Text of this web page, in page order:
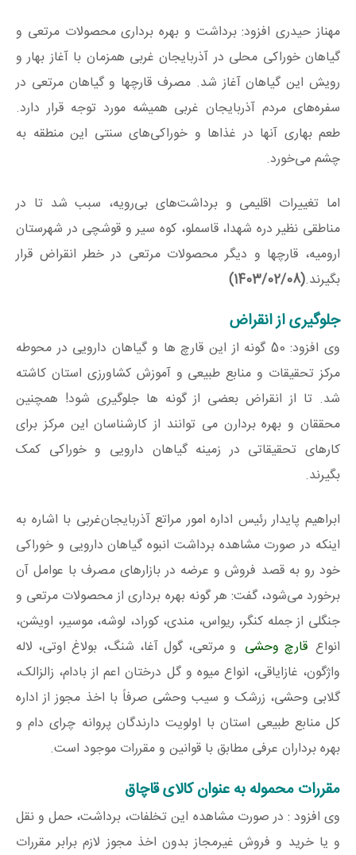
مهناز حیدری افزود: برداشت و بهره برداری محصولات مرتعی و
گیاهان خوراکی محلی در آذربایجان غربی همزمان با آغاز بهار و
رویش این گیاهان آغاز شد. مصرف قارچها و گیاهان مرتعی در
سفره‌های مردم آذربایجان غربی همیشه مورد توجه قرار دارد.
طعم‌ بهاری آنها در غذاها و خوراکی‌های سنتی این منطقه به
چشم می‌خورد.
اما تغییرات اقلیمی و برداشت‌های بی‌رویه، سبب شد تا در
مناطقی نظیر دره شهدا، قاسملو، کوه سیر و قوشچی در شهرستان
ارومیه، قارچها و دیگر محصولات مرتعی در خطر انقراض قرار
بگیرند.(1403/02/08)
جلوگیری از انقراض
وی افزود: 50 گونه از این قارچ ها و گیاهان دارویی در محوطه
مرکز تحقیقات و منابع طبیعی و آموزش کشاورزی استان کاشته
شد. تا از انقراض بعضی از گونه ها جلوگیری شود! همچنین
محققان و بهره بردارن می توانند از کارشناسان این مرکز برای
کارهای تحقیقاتی در زمینه گیاهان دارویی و خوراکی کمک
بگیرند.
ابراهیم پایدار رئیس اداره امور مراتع آذربایجان‌غربی با اشاره به
اینکه در صورت مشاهده برداشت انبوه گیاهان دارویی و خوراکی
خود رو به قصد فروش و عرضه در بازارهای مصرف با عوامل آن
برخورد می‌شود، گفت: هر گونه بهره برداری از محصولات مرتعی و
جنگلی از جمله کنگر، ریواس، مندی، کوراد، لوشه، موسیر، اویشن،
انواع قارچ‌ وحشی و مرتعی، گول آغا، شنگ، بولاغ اوتی، لاله
واژگون، غازایاقی، انواع میوه و گل درختان اعم از بادام، زالزالک،
گلابی وحشی، زرشک و سیب وحشی صرفاً با اخذ مجوز از اداره
کل منابع طبیعی استان با اولویت دارندگان پروانه چرای دام و
بهره برداران عرفی مطابق با قوانین و مقررات موجود است.
مقررات محموله به عنوان کالای قاچاق
وی افزود : در صورت مشاهده این تخلفات، برداشت، حمل و نقل
و یا خرید و فروش غیرمجاز بدون اخذ مجوز لازم برابر مقررات